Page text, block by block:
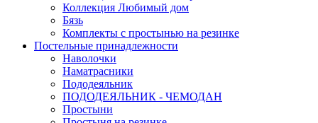
Коллекция Любимый дом
Бязь
Комплекты с простынью на резинке
Постельные принадлежности
Наволочки
Наматрасники
Пододеяльник
ПОДОДЕЯЛЬНИК - ЧЕМОДАН
Простыни